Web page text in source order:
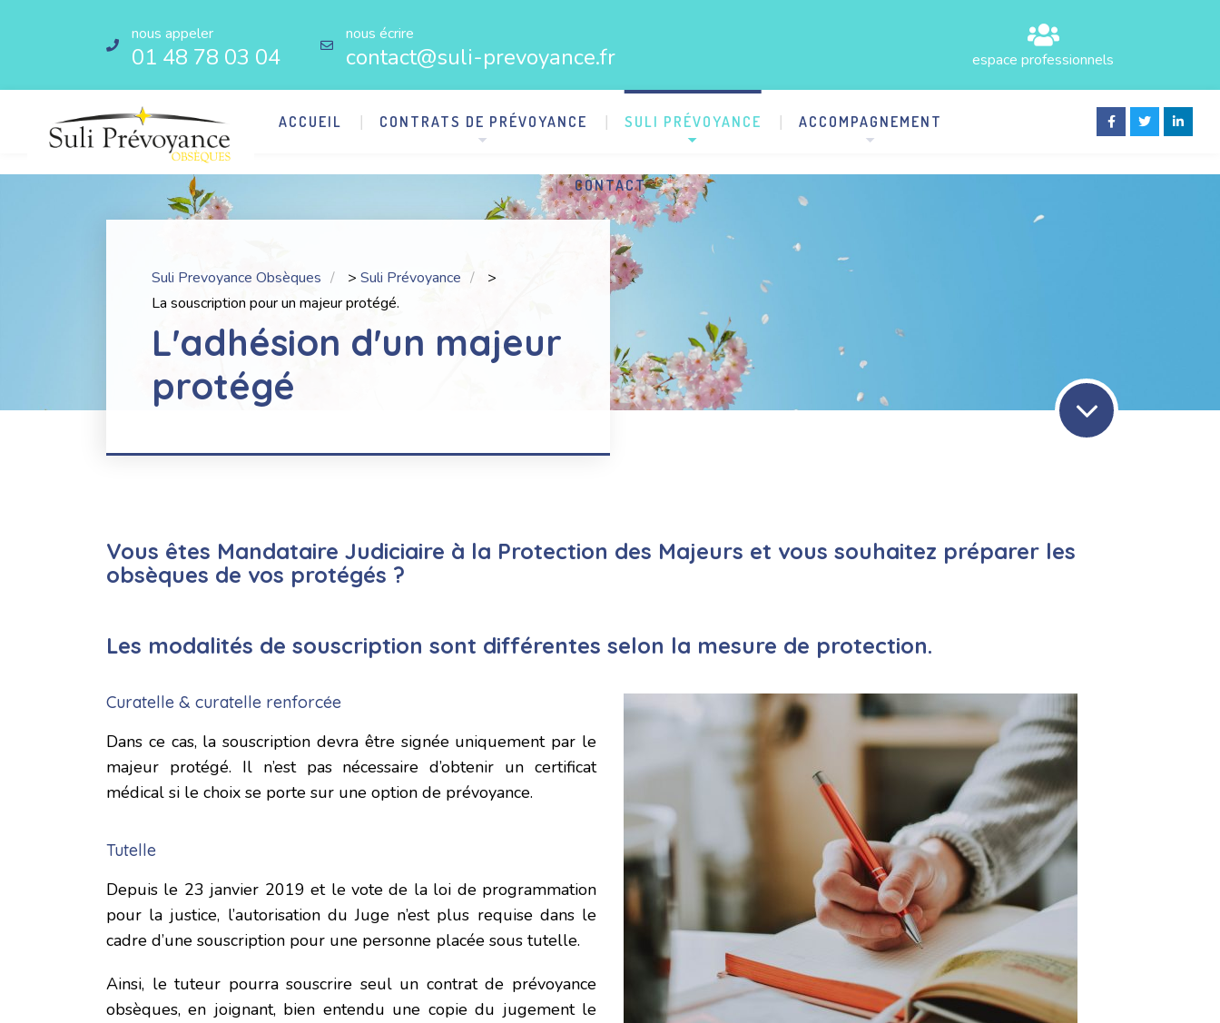
nous appeler
01 48 78 03 04
nous écrire
contact@suli-prevoyance.fr espace professionnels
ACCUEIL CONTRATS DE PRÉVOYANCE SULI PRÉVOYANCE ACCOMPAGNEMENT
CONTACT
Suli Prevoyance Obsèques > Suli Prévoyance
>
La souscription pour un majeur protégé.
L'adhésion d'un majeur
protégé
Vous êtes Mandataire Judiciaire à la Protection des Majeurs et vous souhaitez préparer les
obsèques de vos protégés ?
Les modalités de souscription sont différentes selon la mesure de protection.
Curatelle & curatelle renforcée
Dans ce cas, la souscription devra être signée uniquement par le
majeur protégé. Il n’est pas nécessaire d’obtenir un certificat
médical si le choix se porte sur une option de prévoyance.
Tutelle
Depuis le 23 janvier 2019 et le vote de la loi de programmation
pour la justice, l’autorisation du Juge n’est plus requise dans le
cadre d’une souscription pour une personne placée sous tutelle.
Ainsi, le tuteur pourra souscrire seul un contrat de prévoyance
obsèques, en joignant, bien entendu une copie du jugement le